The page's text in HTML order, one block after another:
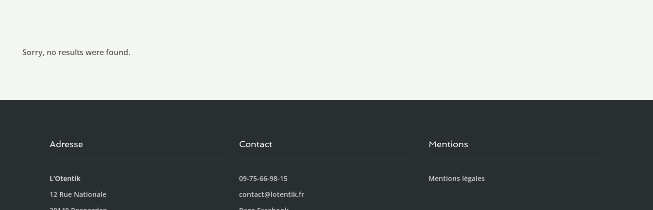
Sorry, no results were found.
Adresse
L’Otentik
12 Rue Nationale
Contact
09-75-66-98-15
contact@lotentik.fr
Mentions
Mentions légales